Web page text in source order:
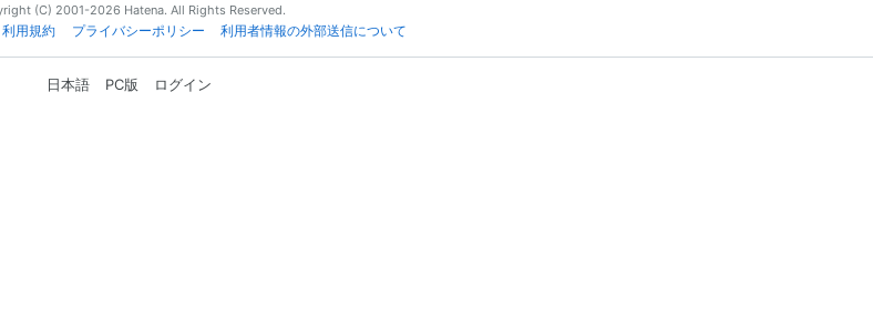
(C) 2001-2026 Hatena. All Rights Reserved.
利用規約 プライバシーポリシー 利用者情報の外部送信について
日本語 PC版 ログイン